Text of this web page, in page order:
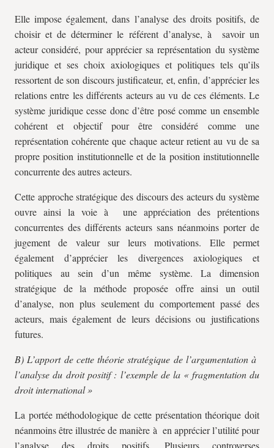
Elle impose également, dans l’analyse des droits positifs, de
choisir et de déterminer le référent d’analyse, à savoir un
acteur considéré, pour apprécier sa représentation du système
juridique et ses choix axiologiques et politiques tels qu’ils
ressortent de son discours justificateur, et, enfin, d’apprécier les
relations entre les différents acteurs au vu de ces éléments. Le
système juridique cesse donc d’être posé comme un ensemble
cohérent et objectif pour être considéré comme une
représentation cohérente que chaque acteur retient au vu de sa
propre position institutionnelle et de la position institutionnelle
concurrente des autres acteurs.
Cette approche stratégique des discours des acteurs du système
ouvre ainsi la voie à une appréciation des prétentions
concurrentes des différents acteurs sans néanmoins porter de
jugement de valeur sur leurs motivations. Elle permet
également d’apprécier les divergences axiologiques et
politiques au sein d’un même système. La dimension
stratégique de la méthode proposée offre ainsi un outil
d’analyse, non plus seulement du comportement passé des
acteurs, mais également de leurs décisions ou justifications
futures.
B) L’apport de cette théorie stratégique de l’argumentation à
l’analyse du droit positif : l’exemple de la « fragmentation du
droit international »
La portée méthodologique de cette présentation théorique doit
néanmoins être illustrée de manière à en apprécier l’utilité pour
l’analyse des droits positifs. Plusieurs controverses